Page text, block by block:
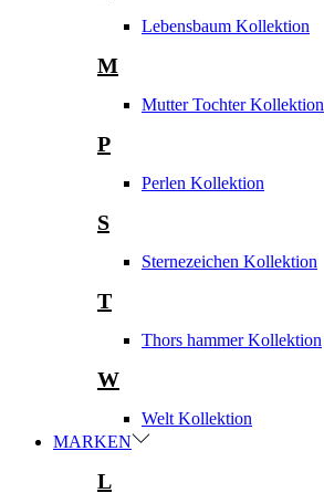
Lebensbaum Kollektion
M
Mutter Tochter Kollektion
P
Perlen Kollektion
S
Sternezeichen Kollektion
T
Thors hammer Kollektion
W
Welt Kollektion
MARKEN
L